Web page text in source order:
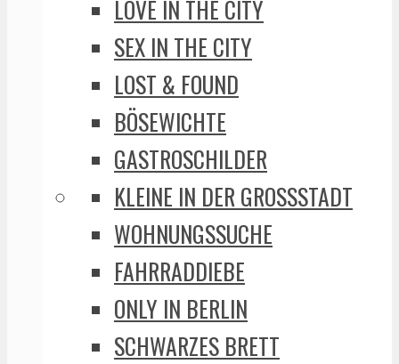
LOVE IN THE CITY
SEX IN THE CITY
LOST & FOUND
BÖSEWICHTE
GASTROSCHILDER
KLEINE IN DER GROSSSTADT
WOHNUNGSSUCHE
FAHRRADDIEBE
ONLY IN BERLIN
SCHWARZES BRETT